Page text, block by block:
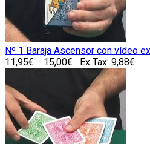
Nº 1 Baraja Ascensor con vídeo
11,95€
15,00€ Ex Tax: 9,88€